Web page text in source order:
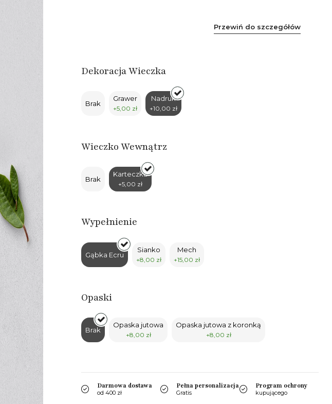
Przewiń do szczegółów
Dekoracja Wieczka
Brak
Grawer
+5,00 zł
Nadruk
+10,00 zł
Wieczko Wewnątrz
Brak
Karteczka
+5,00 zł
Wypełnienie
Gąbka Ecru
Sianko
+8,00 zł
Mech
+15,00 zł
Opaski
Brak
Opaska jutowa
+8,00 zł
Opaska jutowa z koronką
+8,00 zł
Darmowa dostawa
od 400 zł
Pełna personalizacja
Gratis
Program ochrony
kupującego